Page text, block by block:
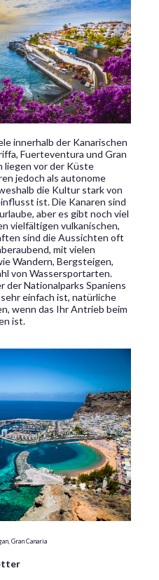
innerhalb der Kanarischen
Fuerteventura und Gran
liegen vor der Küste
jedoch als autonome
die Kultur stark von
ist. Die Kanaren sind
aber es gibt noch viel
vielfältigen vulkanischen,
sind die Aussichten oft
mit vielen
Wandern, Bergsteigen,
von Wassersportarten.
der Nationalparks Spaniens
einfach ist, natürliche
wenn das Ihr Antrieb beim
ist.
Gran Canaria